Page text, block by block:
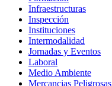
Infraestructuras
Inspección
Instituciones
Intermodalidad
Jornadas y Eventos
Laboral
Medio Ambiente
Mercancias Peligrosas